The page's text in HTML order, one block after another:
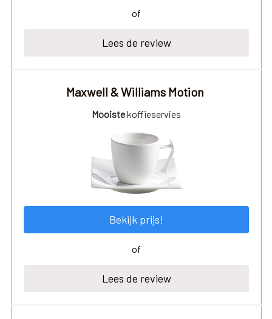
of
Lees de review
Maxwell & Williams Motion
Mooistekoffieservies
Bekijk prijs!
of
Lees de review